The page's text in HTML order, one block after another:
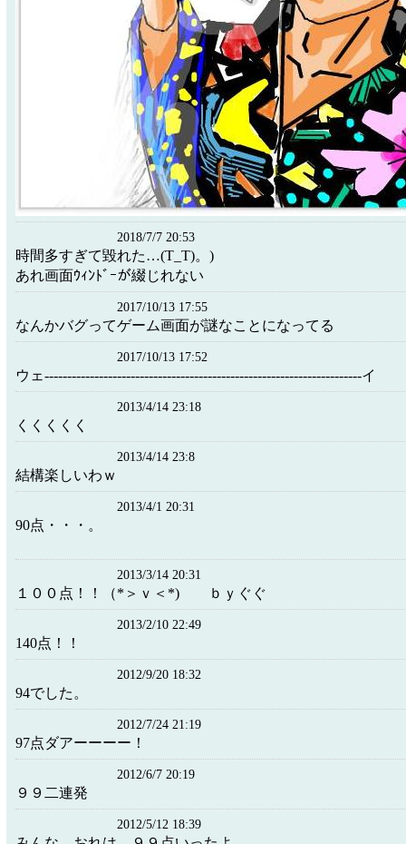
2018/7/7 20:53
時間多すぎて毀れた…(T_T)。)
あれ画面ｳｨﾝﾄﾞｰが綴じれない
2017/10/13 17:55
なんかバグってゲーム画面が謎なことになってる
2017/10/13 17:52
ウェ----------------------------------------------------------------------イ
2013/4/14 23:18
くくくくく
2013/4/14 23:8
結構楽しいわｗ
2013/4/1 20:31
90点・・・。
2013/3/14 20:31
１００点！！（*＞ｖ＜*) ｂｙぐぐ
2013/2/10 22:49
140点！！
2012/9/20 18:32
94でした。
2012/7/24 21:19
97点ダアーーーー！
2012/6/7 20:19
９９二連発
2012/5/12 18:39